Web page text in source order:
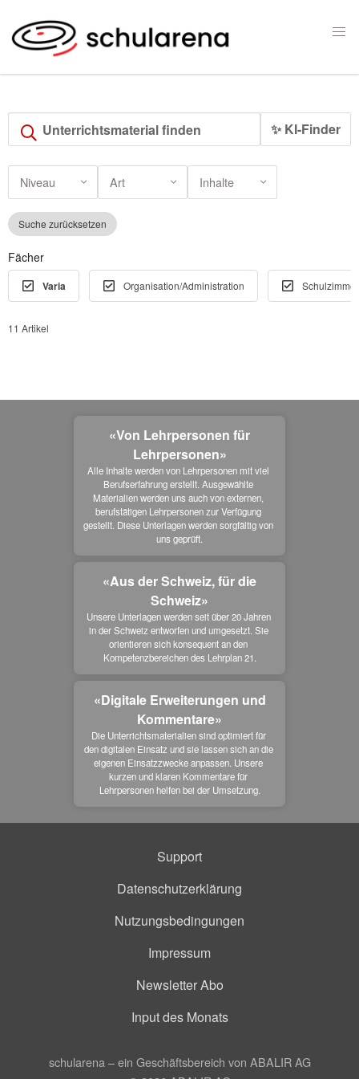
✨ KI-Finder
Niveau Art Inhalte
Suche zurücksetzen
Fächer
Varia Organisation/Administration Schulzimmer
11 Artikel
«Von Lehrpersonen für
Lehrpersonen»
Alle Inhalte werden von Lehrpersonen mit viel
Berufserfahrung erstellt. Ausgewählte
Materialien werden uns auch von externen,
berufstätigen Lehrpersonen zur Verfügung
gestellt. Diese Unterlagen werden sorgfältig von
uns geprüft.
«Aus der Schweiz, für die
Schweiz»
Unsere Unterlagen werden seit über 20 Jahren
in der Schweiz entworfen und umgesetzt. Sie
orientieren sich konsequent an den
Kompetenzbereichen des Lehrplan 21.
«Digitale Erweiterungen und
Kommentare»
Die Unterrichtsmaterialien sind optimiert für
den digitalen Einsatz und sie lassen sich an die
eigenen Einsatzzwecke anpassen. Unsere
kurzen und klaren Kommentare für
Lehrpersonen helfen bei der Umsetzung.
Support
Datenschutzerklärung
Nutzungsbedingungen
Impressum
Newsletter Abo
Input des Monats
schularena – ein Geschäftsbereich von ABALIR AG